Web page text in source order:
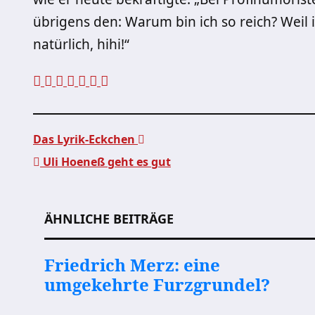
übrigens den: Warum bin ich so reich?
natürlich, hihi!“
Das Lyrik-Eckchen
Uli Hoeneß geht es gut
ÄHNLICHE BEITRÄGE
Friedrich Merz: eine
umgekehrte Furzgrundel?